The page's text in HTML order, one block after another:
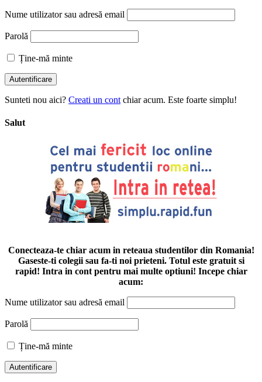
Nume utilizator sau adresă email
Parolă
Ține-mă minte
Sunteti nou aici? Creati un cont chiar acum. Este foarte simplu!
Salut
Conecteaza-te chiar acum in reteaua studentilor din Romania!
Gaseste-ti colegii sau fa-ti noi prieteni. Totul este gratuit si
rapid! Intra in cont pentru mai multe optiuni! Incepe chiar
acum:
Nume utilizator sau adresă email
Parolă
Ține-mă minte